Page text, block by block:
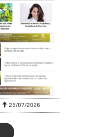
23/07/2026